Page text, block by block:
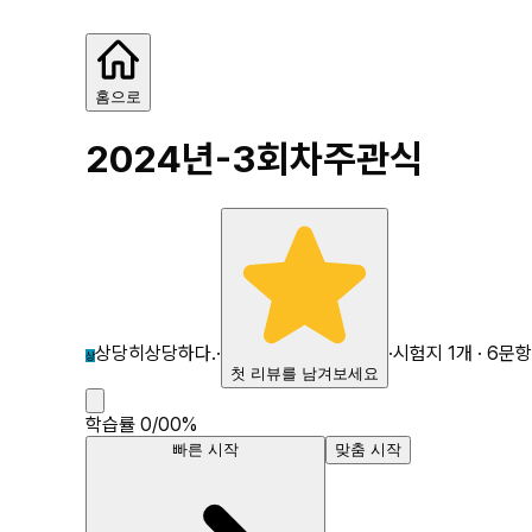
2024년-3회차
홈으로
2024년-3회차주관식
상상당히상당하다.·
첫 리뷰를 남겨보세요
·시험지 1개 · 6문항
학습률 0/00%
빠른 시작 맞춤 시작